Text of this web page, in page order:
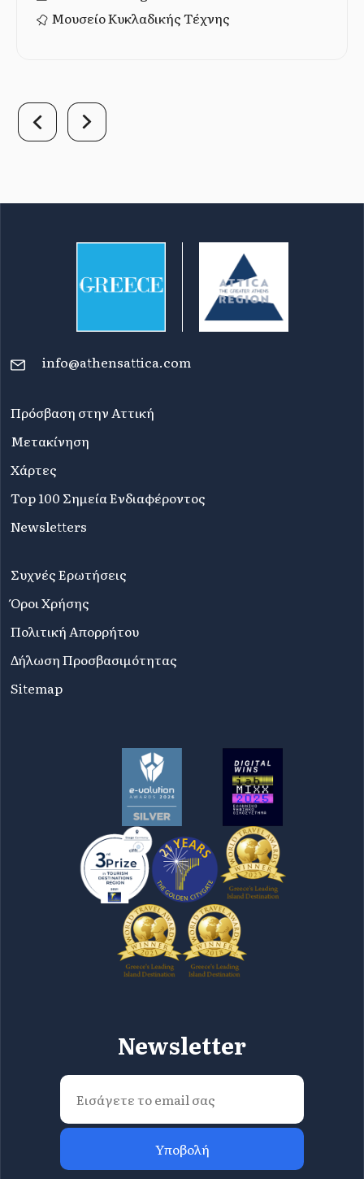
Μουσείο Κυκλαδικής Τέχνης
info@athensattica.com
Πρόσβαση στην Αττική
Μετακίνηση
Χάρτες
Top 100 Σημεία Ενδιαφέροντος
Newsletters
Συχνές Ερωτήσεις
Όροι Χρήσης
Πολιτική Απορρήτου
Δήλωση Προσβασιμότητας
Sitemap
Newsletter
Υποβολή